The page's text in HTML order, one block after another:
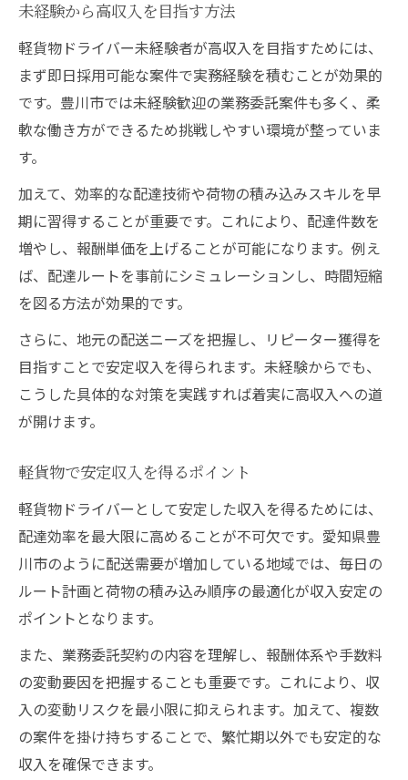
未経験から高収入を目指す方法
軽貨物ドライバー未経験者が高収入を目指すためには、
まず即日採用可能な案件で実務経験を積むことが効果的
です。豊川市では未経験歓迎の業務委託案件も多く、柔
軟な働き方ができるため挑戦しやすい環境が整っていま
す。
加えて、効率的な配達技術や荷物の積み込みスキルを早
期に習得することが重要です。これにより、配達件数を
増やし、報酬単価を上げることが可能になります。例え
ば、配達ルートを事前にシミュレーションし、時間短縮
を図る方法が効果的です。
さらに、地元の配送ニーズを把握し、リピーター獲得を
目指すことで安定収入を得られます。未経験からでも、
こうした具体的な対策を実践すれば着実に高収入への道
が開けます。
軽貨物で安定収入を得るポイント
軽貨物ドライバーとして安定した収入を得るためには、
配達効率を最大限に高めることが不可欠です。愛知県豊
川市のように配送需要が増加している地域では、毎日の
ルート計画と荷物の積み込み順序の最適化が収入安定の
ポイントとなります。
また、業務委託契約の内容を理解し、報酬体系や手数料
の変動要因を把握することも重要です。これにより、収
入の変動リスクを最小限に抑えられます。加えて、複数
の案件を掛け持ちすることで、繁忙期以外でも安定的な
収入を確保できます。